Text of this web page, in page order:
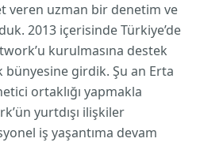
veren uzman bir denetim ve
2013 içerisinde Türkiye’de
kurulmasına destek
girdik. Şu an Erta
ortaklığı yapmakla
yurtdışı ilişkiler
iş yaşantıma devam